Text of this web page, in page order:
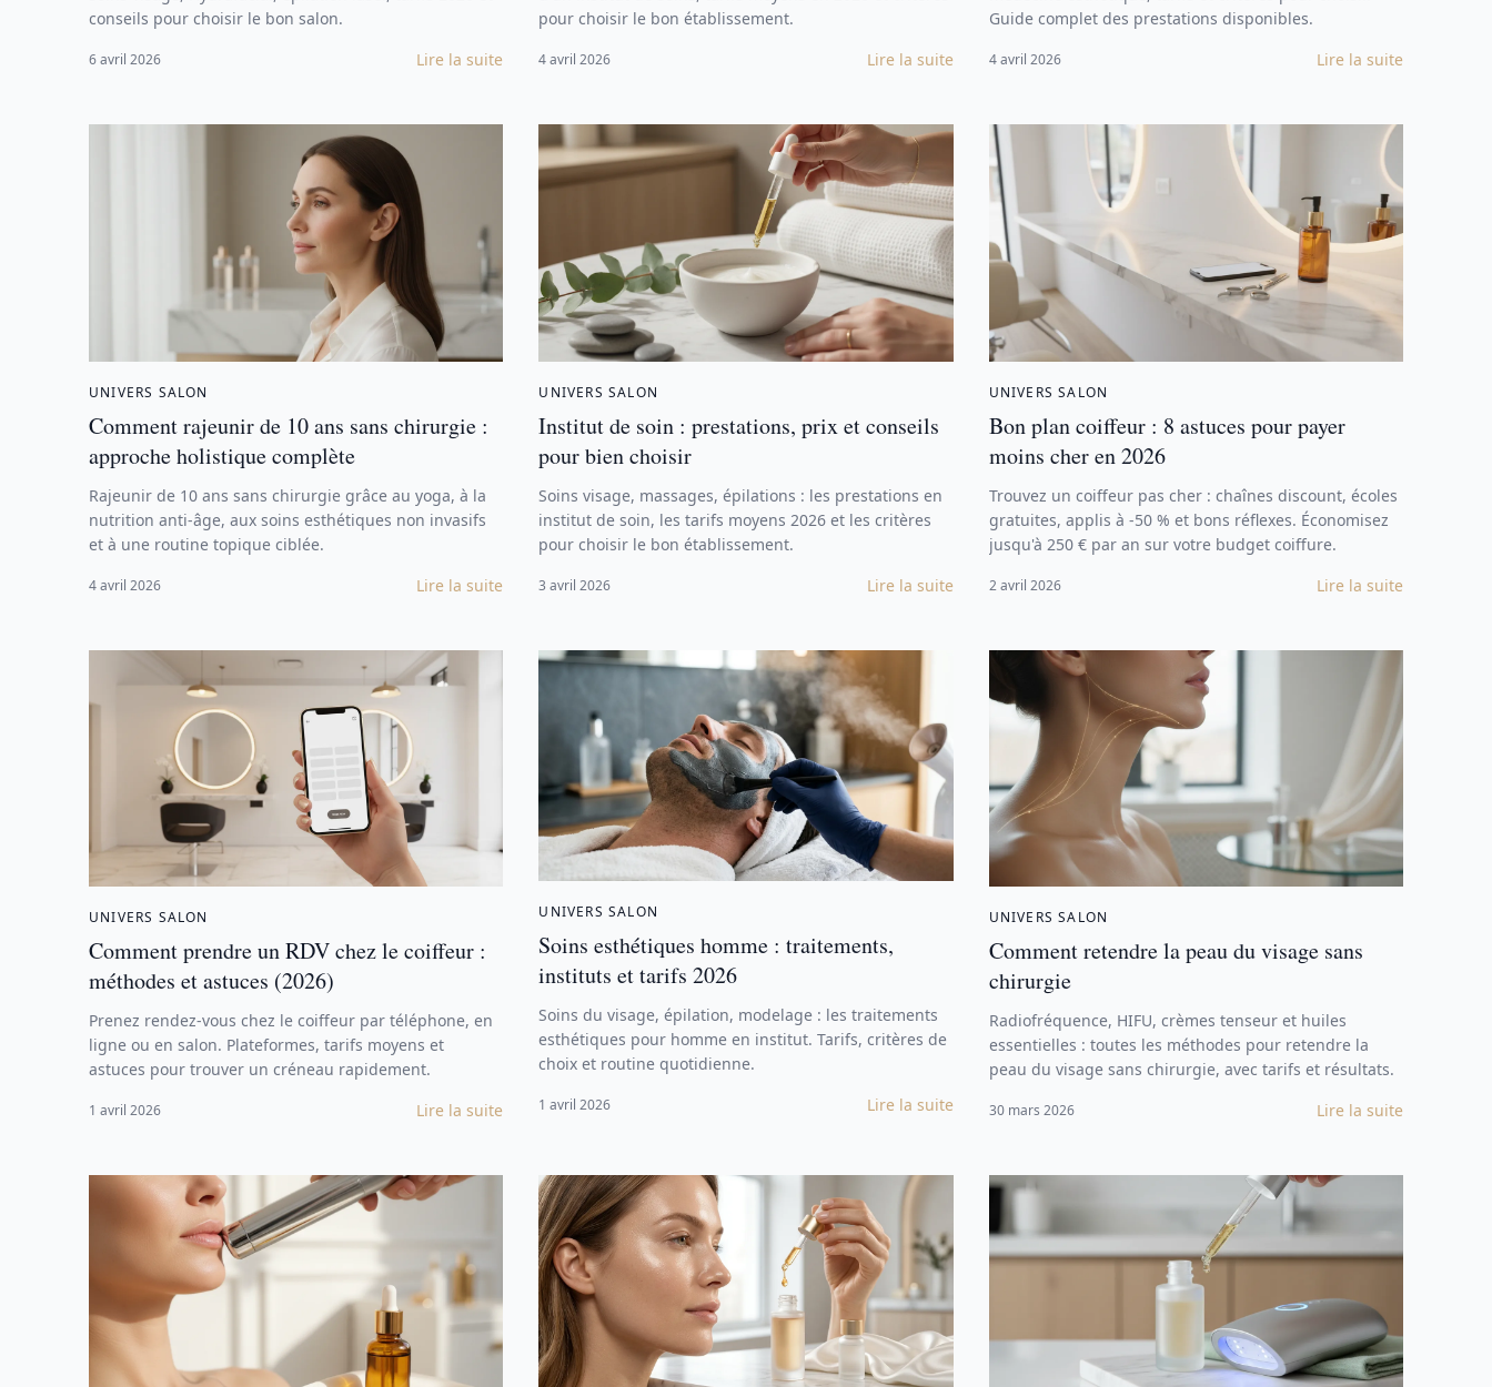
conseils pour choisir le bon salon.
6 avril 2026 Lire la suite
pour choisir le bon établissement.
4 avril 2026 Lire la suite
Guide complet des prestations disponibles.
4 avril 2026 Lire la suite
UNIVERS SALON
Comment rajeunir de 10 ans sans chirurgie :
approche holistique complète
Rajeunir de 10 ans sans chirurgie grâce au yoga, à la
nutrition anti-âge, aux soins esthétiques non invasifs
et à une routine topique ciblée.
4 avril 2026 Lire la suite
UNIVERS SALON
Institut de soin : prestations, prix et conseils
pour bien choisir
Soins visage, massages, épilations : les prestations en
institut de soin, les tarifs moyens 2026 et les critères
pour choisir le bon établissement.
3 avril 2026 Lire la suite
UNIVERS SALON
Bon plan coiffeur : 8 astuces pour payer
moins cher en 2026
Trouvez un coiffeur pas cher : chaînes discount, écoles
gratuites, applis à -50 % et bons réflexes. Économisez
jusqu'à 250 € par an sur votre budget coiffure.
2 avril 2026 Lire la suite
UNIVERS SALON
Comment prendre un RDV chez le coiffeur :
méthodes et astuces (2026)
Prenez rendez-vous chez le coiffeur par téléphone, en
ligne ou en salon. Plateformes, tarifs moyens et
astuces pour trouver un créneau rapidement.
1 avril 2026 Lire la suite
UNIVERS SALON
Soins esthétiques homme : traitements,
instituts et tarifs 2026
Soins du visage, épilation, modelage : les traitements
esthétiques pour homme en institut. Tarifs, critères de
choix et routine quotidienne.
1 avril 2026 Lire la suite
UNIVERS SALON
Comment retendre la peau du visage sans
chirurgie
Radiofréquence, HIFU, crèmes tenseur et huiles
essentielles : toutes les méthodes pour retendre la
peau du visage sans chirurgie, avec tarifs et résultats.
30 mars 2026 Lire la suite